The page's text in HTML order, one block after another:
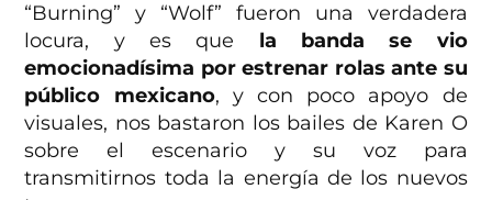
“Burning” y “Wolf”
fueron una verdadera
locura, y es que la banda se vio
emocionadísima por estrenar rolas ante su
público mexicano, y con poco apoyo de
visuales, nos bastaron los bailes de Karen O
sobre el escenario y su voz para
transmitirnos toda la energía de los nuevos